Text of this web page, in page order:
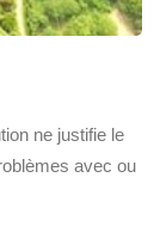
ne justifie le
avec ou